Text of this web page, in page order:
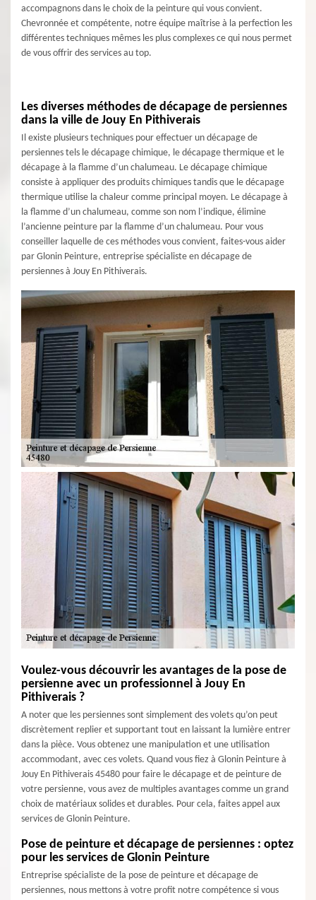
accompagnons dans le choix de la peinture qui vous convient.
Chevronnée et compétente, notre équipe maîtrise à la perfection les
différentes techniques mêmes les plus complexes ce qui nous permet
de vous offrir des services au top.
Les diverses méthodes de décapage de persiennes
dans la ville de Jouy En Pithiverais
Il existe plusieurs techniques pour effectuer un décapage de
persiennes tels le décapage chimique, le décapage thermique et le
décapage à la flamme d’un chalumeau. Le décapage chimique
consiste à appliquer des produits chimiques tandis que le décapage
thermique utilise la chaleur comme principal moyen. Le décapage à
la flamme d’un chalumeau, comme son nom l’indique, élimine
l’ancienne peinture par la flamme d’un chalumeau. Pour vous
conseiller laquelle de ces méthodes vous convient, faites-vous aider
par Glonin Peinture, entreprise spécialiste en décapage de
persiennes à Jouy En Pithiverais.
Voulez-vous découvrir les avantages de la pose de
persienne avec un professionnel à Jouy En
Pithiverais ?
A noter que les persiennes sont simplement des volets qu’on peut
discrètement replier et supportant tout en laissant la lumière entrer
dans la pièce. Vous obtenez une manipulation et une utilisation
accommodant, avec ces volets. Quand vous fiez à Glonin Peinture à
Jouy En Pithiverais 45480 pour faire le décapage et de peinture de
votre persienne, vous avez de multiples avantages comme un grand
choix de matériaux solides et durables. Pour cela, faites appel aux
services de Glonin Peinture.
Pose de peinture et décapage de persiennes : optez
pour les services de Glonin Peinture
Entreprise spécialiste de la pose de peinture et décapage de
persiennes, nous mettons à votre profit notre compétence si vous